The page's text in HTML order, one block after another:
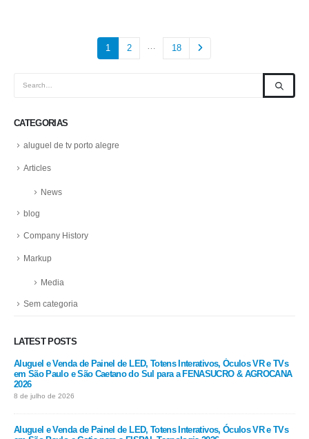
1 2 … 18
CATEGORIAS
aluguel de tv porto alegre
Articles
News
blog
Company History
Markup
Media
Sem categoria
LATEST POSTS
Aluguel e Venda de Painel de LED, Totens Interativos, Óculos VR e TVs
em São Paulo e São Caetano do Sul para a FENASUCRO & AGROCANA
2026
8 de julho de 2026
Aluguel e Venda de Painel de LED, Totens Interativos, Óculos VR e TVs